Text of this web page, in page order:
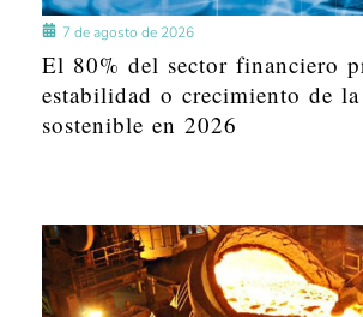
7 de agosto de 2026
El 80% del sector financiero
estabilidad o crecimiento de
sostenible en 2026